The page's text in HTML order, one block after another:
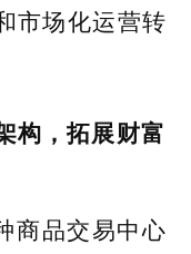
市场化运营转
构，拓展财富
商品交易中心